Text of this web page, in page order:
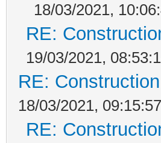
18/03/2021,
RE:
19/03/2021,
RE:
18/03/2021, 09:15:57
RE: